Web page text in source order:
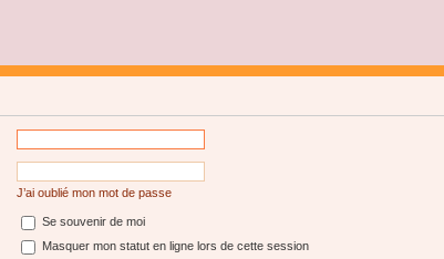
J’ai oublié mon mot de passe
Se souvenir de moi
Masquer mon statut en ligne lors de cette session